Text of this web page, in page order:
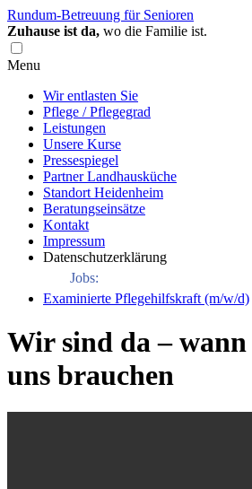
Rundum-Betreuung für Senioren
Zuhause ist da, wo die Familie ist.
Menu
Wir entlasten Sie
Pflege / Pflegegrad
Leistungen
Unsere Kurse
Pressespiegel
Partner Landhausküche
Standort Heidenheim
Beratungseinsätze
Kontakt
Impressum
Datenschutzerklärung
Jobs:
Examinierte Pflegehilfskraft (m/w/d)
Wir sind da –
uns brauchen